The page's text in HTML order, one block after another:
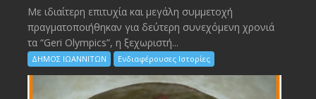
Με ιδιαίτερη επιτυχία και μεγάλη συμμετοχή
πραγματοποιήθηκαν για δεύτερη συνεχόμενη χρονιά
τα “Geri Olympics”, η ξεχωριστή...
ΔΗΜΟΣ ΙΩΑΝΝΙΤΩΝ Ενδιαφέρουσες Ιστορίες